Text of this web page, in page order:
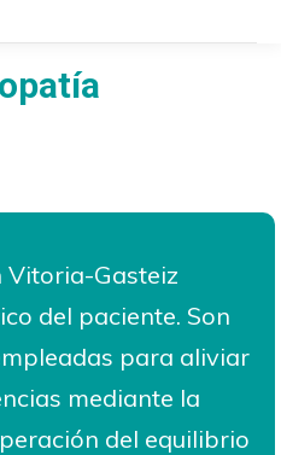
aquí:
Vitoria-Gasteiz
del paciente. Son
para aliviar
mediante la
del equilibrio